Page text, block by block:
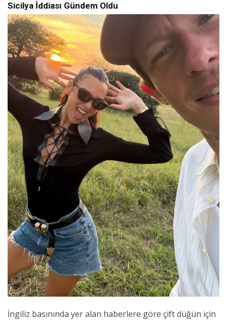
Sicilya İddiası Gündem Oldu
İngiliz basınında yer alan haberlere göre çift düğün için